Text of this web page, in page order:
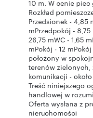
10 m. W cenie piec
Rozkład
Przedsionek - 4,85
mPrzedpokój -
26,75 mWC - 1,65
mPokój - 12
położony w
terenów
komunikacji -
Treść niniejszego
handlowej w
Oferta wysłana z
nieruchomości